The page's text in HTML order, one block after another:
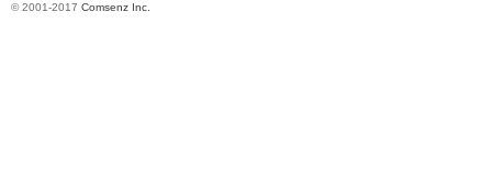
© 2001-2017 Comsenz Inc.